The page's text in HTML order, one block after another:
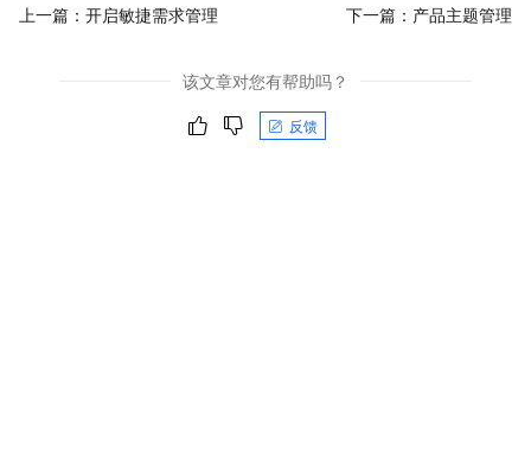
上一篇： 开启敏捷需求管理 下一篇： 产品主题管理
该文章对您有帮助吗？
反馈